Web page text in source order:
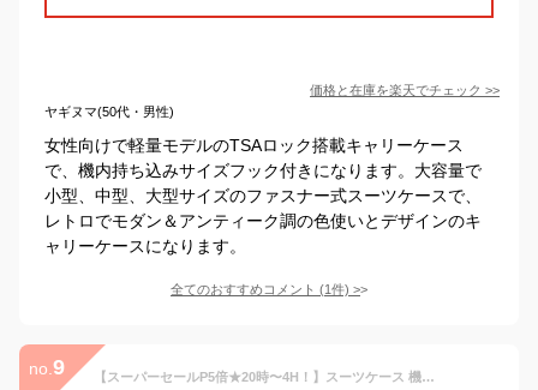
価格と在庫を楽天でチェック >>
ヤギヌマ(50代・男性)
女性向けで軽量モデルのTSAロック搭載キャリーケース
で、機内持ち込みサイズフック付きになります。大容量で
小型、中型、大型サイズのファスナー式スーツケースで、
レトロでモダン＆アンティーク調の色使いとデザインのキ
ャリーケースになります。
全てのおすすめコメント (1件) >
no. 9 【スーパーセールP5倍★20時〜4H！】スーツケース 機内持ち込み キャリーケース キャリーバッグ Mサイズ ストッパー付き 37日 静音 超軽量 TSAロック 軽い おしゃれ Sサイズ Lサイズ かわいい 女性多機能 旅行 人気 高評価 中型 TANOBI DHY03【一年間品質保証】